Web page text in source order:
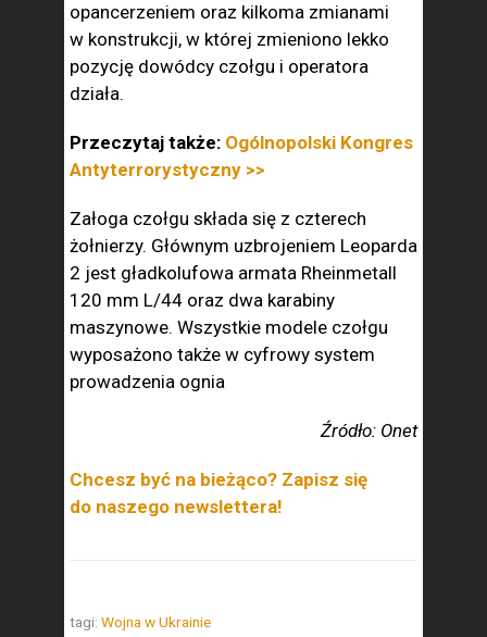
opancerzeniem oraz kilkoma zmianami
w konstrukcji, w której zmieniono lekko
pozycję dowódcy czołgu i operatora
działa.
Przeczytaj także: Ogólnopolski Kongres
Antyterrorystyczny >>
Załoga czołgu składa się z czterech
żołnierzy. Głównym uzbrojeniem Leoparda
2 jest gładkolufowa armata Rheinmetall
120 mm L/44 oraz dwa karabiny
maszynowe. Wszystkie modele czołgu
wyposażono także w cyfrowy system
prowadzenia ognia
Źródło: Onet
Chcesz być na bieżąco? Zapisz się
do naszego newslettera!
tagi: Wojna w Ukrainie